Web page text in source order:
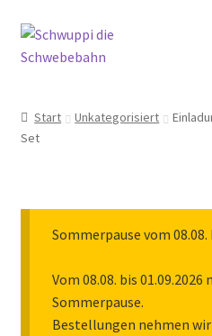
Zur
Navigation
Zum
Inhalt
Shop
Echte Schwebebahn
Mach mit!
Start Unkategorisiert
Set
Sommerpause vom 08.08.
Vom 08.08. bis 01.09.2026
Sommerpause.
Bestellungen nehmen